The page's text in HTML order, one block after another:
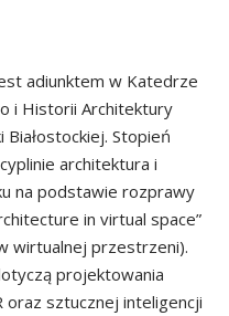
adiunktem w Katedrze
i Historii Architektury
Białostockiej. Stopień
architektura i
na podstawie rozprawy
in virtual space”
wirtualnej przestrzeni).
projektowania
oraz sztucznej inteligencji